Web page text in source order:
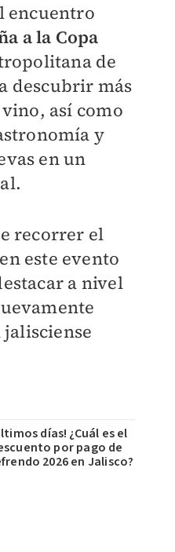
encuentro
a la Copa
de
descubrir más
así como
y
en un
recorrer el
este evento
a nivel
días! ¿Cuál es el
por pago de
2026 en Jalisco?